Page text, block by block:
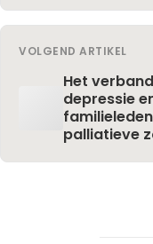
VOLGEND ARTIKEL
Het
depressie
palliatieve